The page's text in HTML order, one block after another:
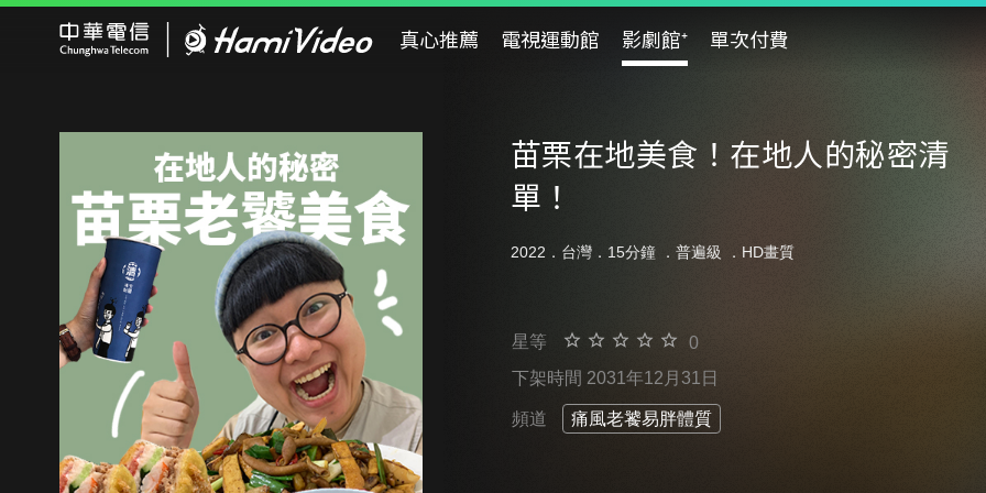
真心推薦 電視運動館 影劇館⁺ 單次付費
苗栗在地美食！在地人的秘密清
單！
2022．台灣．15分鐘 ． 普遍級 ．HD畫質
星等
0
下架時間 2031年12月31日
頻道 痛風老饕易胖體質